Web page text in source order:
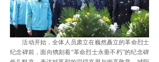
活动开始，全体人员肃立在巍然矗立的革命烈士
纪念碑前，面向镌刻着“革命烈士永垂不朽”的纪念碑